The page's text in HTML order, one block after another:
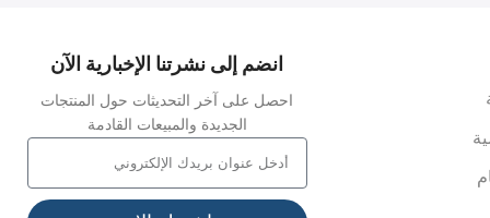
انضم إلى نشرتنا الإخبارية الآن
احصل على آخر التحديثات حول المنتجات
الجديدة والمبيعات القادمة